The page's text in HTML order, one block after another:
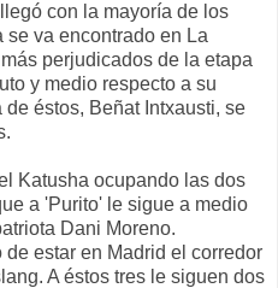
con la mayoría de los
se va encontrado en La
perjudicados de la etapa
y medio respecto a su
éstos, Beñat Intxausti, se
Katusha ocupando las dos
a 'Purito' le sigue a medio
Dani Moreno.
estar en Madrid el corredor
A éstos tres le siguen dos